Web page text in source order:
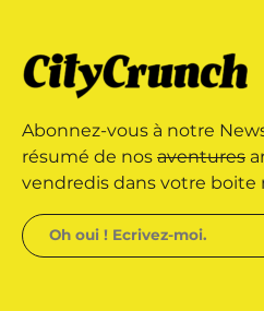
déposée •
par Buena
Abonnez-vous à notre
résumé de nos aventures
vendredis dans votre boite